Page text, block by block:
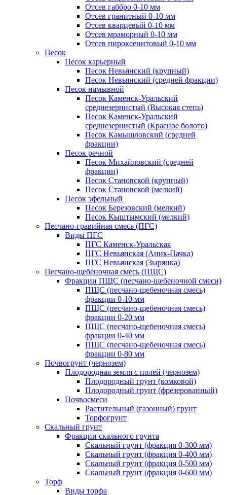
Отсев габбро 0-10 мм
Отсев гранитный 0-10 мм
Отсев кварцевый 0-10 мм
Отсев мраморный 0-10 мм
Отсев пироксенитовый 0-10 мм
Песок
Песок карьерный
Песок Невьянский (крупный)
Песок Невьянский (средней фракции)
Песок намывной
Песок Каменск-Уральский
среднезернистый (Высокая степь)
Песок Каменск-Уральский
среднезернистый (Красное болото)
Песок Камышловский (средней
фракции)
Песок речной
Песок Михайловский (средней
фракции)
Песок Становской (крупный)
Песок Становской (мелкий)
Песок эфельный
Песок Березовский (мелкий)
Песок Кыштымский (мелкий)
Песчано-гравийная смесь (ПГС)
Виды ПГС
ПГС Каменск-Уральская
ПГС Невьянская (Аник-Пачка)
ПГС Невьянская (Зырянка)
Песчано-щебеночная смесь (ПЩС)
Фракции ПЩС (песчано-щебеночной смеси)
ПЩС (песчано-щебеночная смесь)
фракции 0-10 мм
ПЩС (песчано-щебеночная смесь)
фракции 0-20 мм
ПЩС (песчано-щебеночная смесь)
фракции 0-40 мм
ПЩС (песчано-щебеночная смесь)
фракции 0-80 мм
Почвогрунт (чернозем)
Плодородная земля с полей (чернозем)
Плодородный грунт (комковой)
Плодородный грунт (фрезерованный)
Почвосмеси
Растительный (газонный) грунт
Торфогрунт
Скальный грунт
Фракции скального грунта
Скальный грунт (фракция 0-300 мм)
Скальный грунт (фракция 0-400 мм)
Скальный грунт (фракция 0-500 мм)
Скальный грунт (фракция 0-600 мм)
Торф
Виды торфа